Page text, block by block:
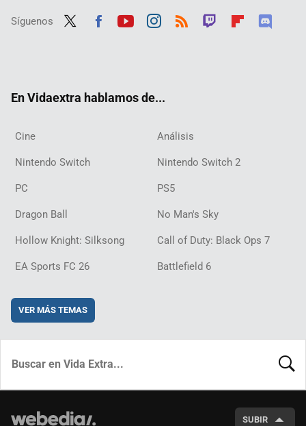
Síguenos
En Vidaextra hablamos de...
Cine Análisis
Nintendo Switch Nintendo Switch 2
PC PS5
Dragon Ball No Man's Sky
Hollow Knight: Silksong Call of Duty: Black Ops 7
EA Sports FC 26 Battlefield 6
VER MÁS TEMAS
SUBIR